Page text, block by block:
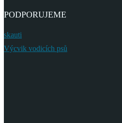
PODPORUJEME
skauti
Výcvik vodicích psů